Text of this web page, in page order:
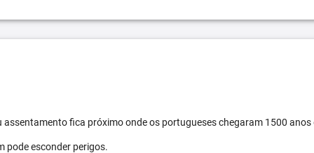
assentamento fica próximo onde os portugueses chegaram 1500 anos
pode esconder perigos.